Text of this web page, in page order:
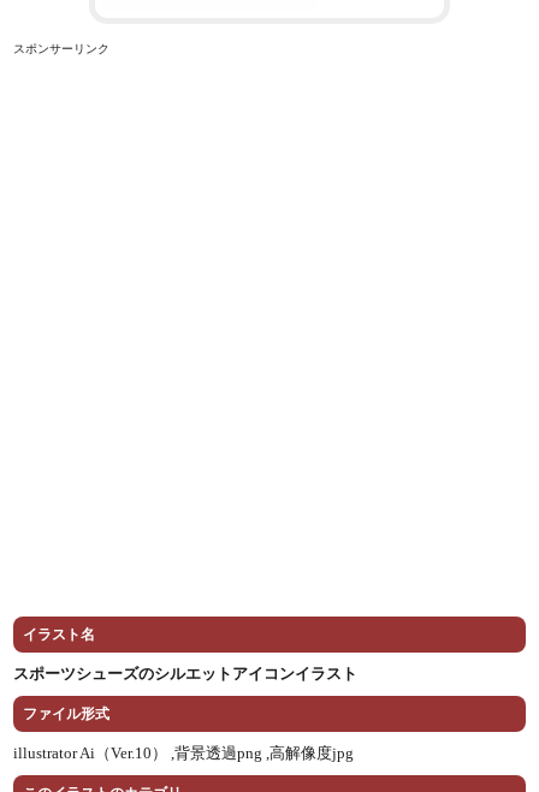
スポンサーリンク
イラスト名
スポーツシューズのシルエットアイコンイラスト
ファイル形式
illustrator Ai（Ver.10） ,背景透過png ,高解像度jpg